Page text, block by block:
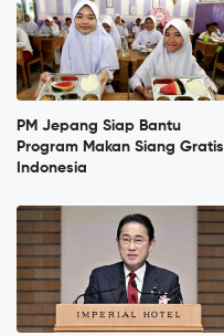
PM Jepang Siap Bantu
Program Makan Siang Gratis
Indonesia